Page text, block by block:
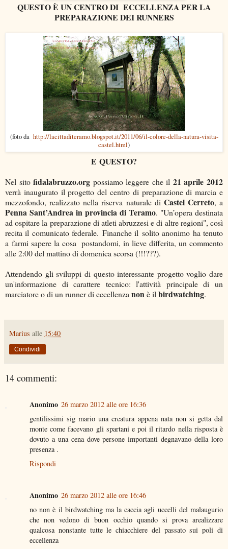
QUESTO È UN CENTRO DI ECCELLENZA PER LA
PREPARAZIONE DEIRUNNERS
(foto da http://lacittaditeramo.blogspot.it/2011/06/il-colore-della-natura-visita-
castel.html)
E QUESTO?
Nel sitofidalabruzzo.org possiamo leggere che il 21 aprile 2012
verrà inaugurato il progetto del centro di preparazione di marcia e
mezzofondo, realizzato nella riserva naturale di Castel Cerreto, a
Penna Sant’Andrea in provincia di Teramo. "Un’opera destinata
ad ospitare la preparazione di atleti abruzzesi e di altre regioni", così
recita il comunicato federale. Finanche il solito anonimo ha tenuto
a farmi sapere la cosa postandomi, in lieve differita, un commento
alle 2:00 del mattino di domenica scorsa (!!!???).
Attendendo gli sviluppi di questo interessante progetto voglio dare
un'informazione di carattere tecnico: l'attività principale di un
marciatore o di un runner di eccellenza nonè il birdwatching.
Marius alle 15:40
Condividi
14 commenti:
Anonimo 26 marzo 2012 alle ore 16:36
gentilissimi sig mario una creatura appena nata non si getta dal
monte come facevano gli spartani e poi il ritardo nella risposta è
dovuto a una cena dove persone importanti degnavano della loro
presenza .
Rispondi
Anonimo 26 marzo 2012 alle ore 16:46
no non è il birdwatching ma la caccia agli uccelli del malaugurio
che non vedono di buon occhio quando si prova arealizzare
qualcosa nonstante tutte le chiacchiere del passato sui poli di
eccellenza